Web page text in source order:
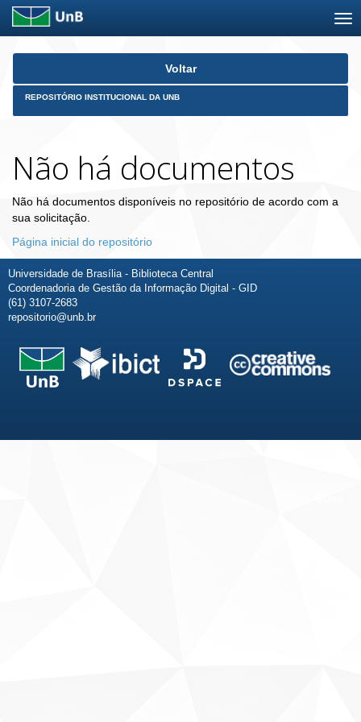
Skip
Voltar
REPOSITÓRIO INSTITUCIONAL DA UNB
Não há documentos
Não há documentos disponíveis no repositório de acordo com a
sua solicitação.
Página inicial do repositório
Universidade de Brasília - Biblioteca Central
Coordenadoria de Gestão da Informação Digital - GID
(61) 3107-2683
repositorio@unb.br